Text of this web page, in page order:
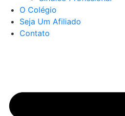
O Colégio
Seja Um Afiliado
Contato